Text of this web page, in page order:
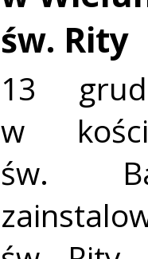
św. Rity
13
w
św.